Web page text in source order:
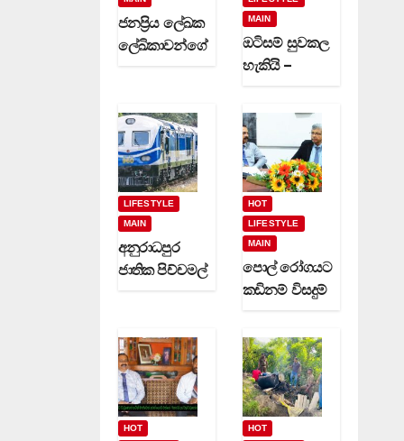
ජනප්‍රිය ලේඛක
ලේඛිකාවන්ගේ
රචිත නවක
ග්‍රන්ථ දෙකක්
(video)
MAIN
ඔටිසම් සුවකල
හැකියි –
ප්‍රේමකුමාර
වෙදමහතා
(video)
LIFESTYLE
MAIN
අනුරාධපුර
ජාතික පිච්චමල්
ගමන් වාර
කිහිපයක්
ධාවනයට…
HOT
LIFESTYLE
MAIN
පොල් රෝගයට
කඩිනම් විසදුම්
රක්ෂණාවරණ
යක් (video)
HOT
HOT